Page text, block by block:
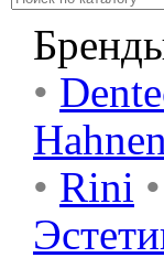
•
• Rini •